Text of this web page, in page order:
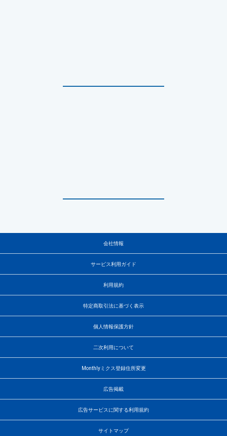
会社情報
サービス利用ガイド
利用規約
特定商取引法に基づく表示
個人情報保護方針
二次利用について
Monthlyミクス登録住所変更
広告掲載
広告サービスに関する利用規約
サイトマップ